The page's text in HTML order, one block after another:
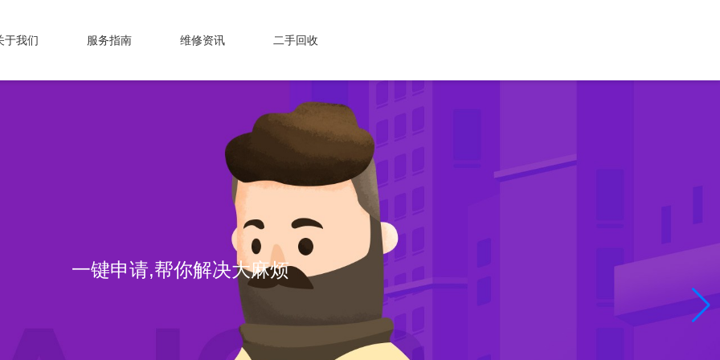
于我们 服务指南 维修资讯 二手回收
一键申请,帮你解决大麻烦